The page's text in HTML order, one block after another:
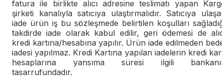
fatura ile birlikte alıcı adresine teslimatı yapan
şirketi kanalıyla satıcıya ulaştırmalıdır. Satıcıya
iade ürün iş bu sözleşmede belirtilen koşulları
takdirde iade olarak kabul edilir, geri ödemesi de
kredi kartına/hesabına yapılır. Ürün iade edilmeden
iadesi yapılmaz. Kredi Kartına yapılan iadelerin kredi
hesaplarına yansıma süresi ilgili
tasarrufundadır.